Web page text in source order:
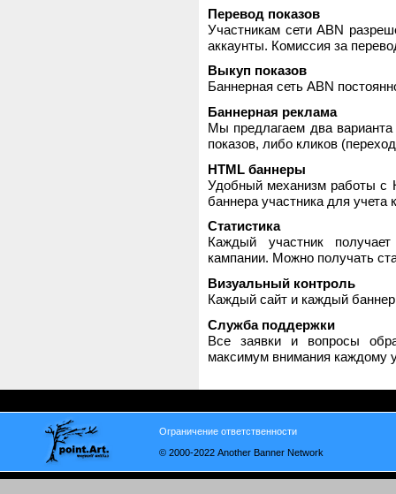
Перевод показов
Участникам сети ABN
аккаунты. Комиссия за
Выкуп показов
Баннерная сеть ABN
Баннерная реклама
Мы предлагаем два
показов, либо кликов
HTML баннеры
Удобный механизм работы с
баннера участника для
Статистика
Каждый участник
кампании. Можно получать
Визуальный контроль
Каждый сайт и каждый
Служба поддержки
Все заявки и вопросы
максимум внимания каждому
Ограничение ответственности
© 2000-2022 Another Banner Network